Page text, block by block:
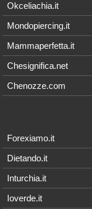
Okceliachia.it
Mondopiercing.it
Mammaperfetta.it
Chesignifica.net
Chenozze.com
Forexiamo.it
Dietando.it
Inturchia.it
Ioverde.it